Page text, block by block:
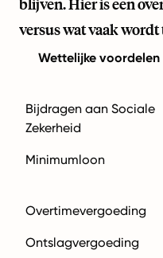
blijven. Hier is een
versus wat vaak wordt
Wettelijke voordelen
Bijdragen aan Sociale
Zekerheid
Minimumloon
Overtimevergoeding
Ontslagvergoeding